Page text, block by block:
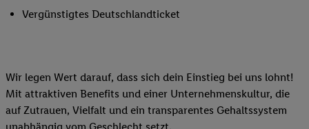
Vergünstigtes Deutschlandticket
Wir legen Wert darauf, dass sich dein Einstieg bei uns lohnt!
Mit attraktiven Benefits und einer Unternehmenskultur, die
auf Zutrauen, Vielfalt und ein transparentes Gehaltssystem
unabhängig vom Geschlecht setzt.